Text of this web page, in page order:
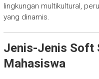
lingkungan multikultural,
yang dinamis.
Jenis-Jenis Soft
Mahasiswa